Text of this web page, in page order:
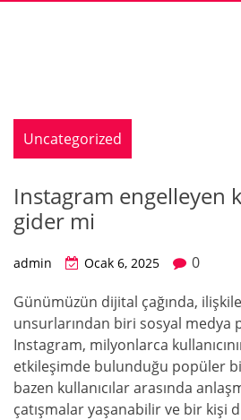
Uncategorized
Instagram engelleyen
gider mi
admin Ocak 6, 2025
0
Günümüzün dijital çağında,
unsurlarından biri sosyal medya
Instagram, milyonlarca
etkileşimde bulunduğu popüler
bazen kullanıcılar arasında
çatışmalar yaşanabilir ve bir kişi